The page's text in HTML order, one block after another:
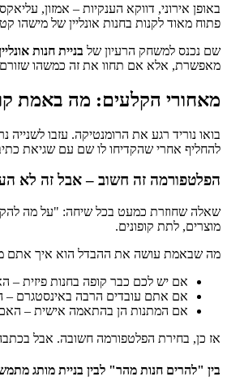
באופן אירוני, דווקא הענקיות – אמזון,
פתוח מאוד לקנות בחנות אונליין של מישהו
שם נכנס למשחק הרעיון של בניית חנות
מאפשרת, אלא אם תחוו את זה כמשהו שזורם,
מאחורי הקלעים: מה באמת
בואו נוריד רגע את הרומנטיקה. עזבו
להחליף אחרי שהקדיחו לו שם עם שגיאת
הפלטפורמה זה חשוב – אבל זה לא
מוצרים, לתת קופונים.
מה שבאמת עושה את ההבדל הוא איך אתם
אם יש לכם כבר קופה בחנות פיזית –
אם אתם עובדים הרבה באינסטגרם –
אם המתנות הן בהתאמה אישית – האם
אז כן, בחירת הפלטפורמה חשובה. אבל
בין "להרים חנות מהר" לבין בניית מותג